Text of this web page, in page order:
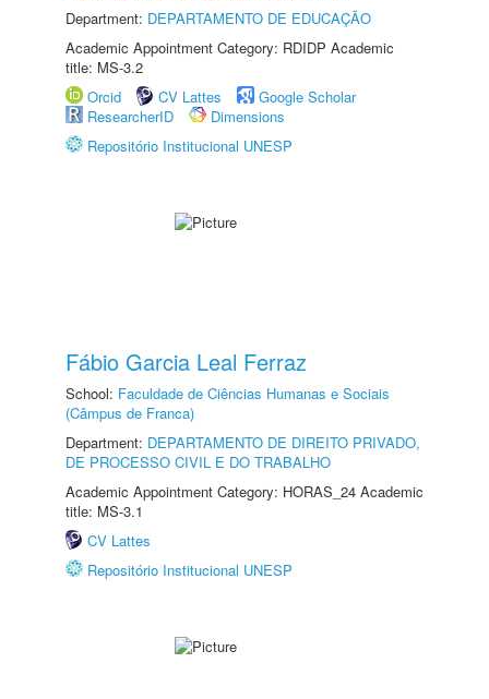
Department: DEPARTAMENTO DE EDUCAÇÃO
Academic Appointment Category: RDIDP Academic
title: MS-3.2
Orcid
CV Lattes
Google Scholar
ResearcherID
Dimensions
Repositório Institucional UNESP
Fábio Garcia Leal Ferraz
School: Faculdade de Ciências Humanas e Sociais
(Câmpus de Franca)
Department: DEPARTAMENTO DE DIREITO PRIVADO,
DE PROCESSO CIVIL E DO TRABALHO
Academic Appointment Category: HORAS_24 Academic
title: MS-3.1
CV Lattes
Repositório Institucional UNESP